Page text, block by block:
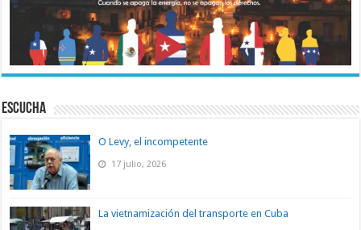
ESCUCHA
O Levy, el incompetente
17 julio, 2026
La vietnamización del transporte en Cuba